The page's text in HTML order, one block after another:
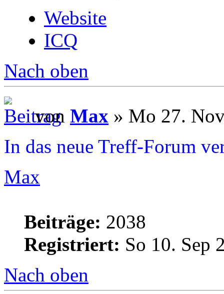
Website
ICQ
Nach oben
von Max » Mo 27.
In das neue Treff-Forum
Max
Beiträge: 2038
Registriert: So 10. Sep
Nach oben